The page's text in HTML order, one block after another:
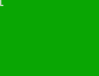
noite de
para o setor. O